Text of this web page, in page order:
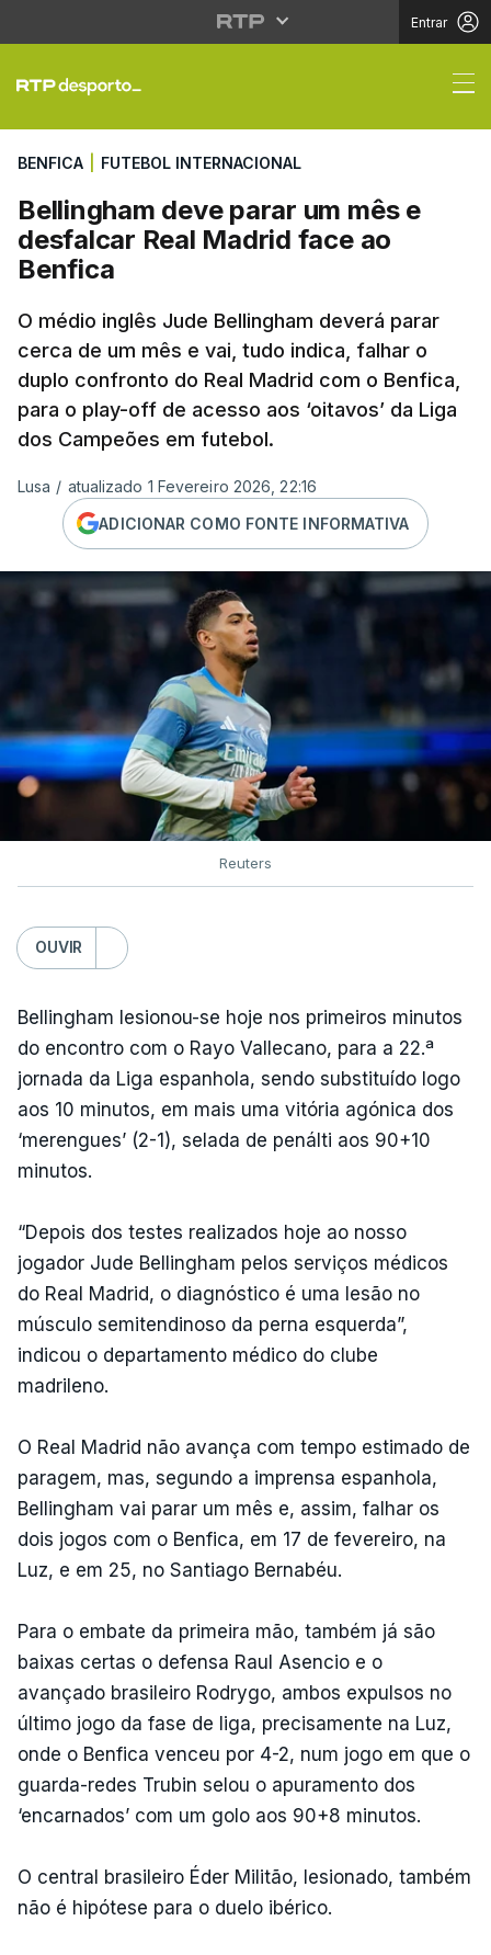
Entrar
Bellingham deve
BENFICA FUTEBOL INTERNACIONAL
Bellingham deve parar um mês e
desfalcar Real Madrid face ao
Benfica
O médio inglês Jude Bellingham deverá parar
cerca de um mês e vai, tudo indica, falhar o
duplo confronto do Real Madrid com o Benfica,
para o play-off de acesso aos ‘oitavos’ da Liga
dos Campeões em futebol.
Lusa / atualizado 1 Fevereiro 2026, 22:16
ADICIONAR COMO FONTE INFORMATIVA
Reuters
OUVIR
Bellingham lesionou-se hoje nos primeiros minutos
do encontro com o Rayo Vallecano, para a 22.ª
jornada da Liga espanhola, sendo substituído logo
aos 10 minutos, em mais uma vitória agónica dos
‘merengues’ (2-1), selada de penálti aos 90+10
minutos.
“Depois dos testes realizados hoje ao nosso
jogador Jude Bellingham pelos serviços médicos
do Real Madrid, o diagnóstico é uma lesão no
músculo semitendinoso da perna esquerda”,
indicou o departamento médico do clube
madrileno.
O Real Madrid não avança com tempo estimado de
paragem, mas, segundo a imprensa espanhola,
Bellingham vai parar um mês e, assim, falhar os
dois jogos com o Benfica, em 17 de fevereiro, na
Luz, e em 25, no Santiago Bernabéu.
Para o embate da primeira mão, também já são
baixas certas o defensa Raul Asencio e o
avançado brasileiro Rodrygo, ambos expulsos no
último jogo da fase de liga, precisamente na Luz,
onde o Benfica venceu por 4-2, num jogo em que o
guarda-redes Trubin selou o apuramento dos
‘encarnados’ com um golo aos 90+8 minutos.
O central brasileiro Éder Militão, lesionado, também
não é hipótese para o duelo ibérico.